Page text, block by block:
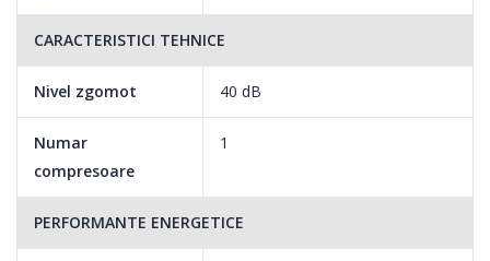
CARACTERISTICI TEHNICE
Nivel zgomot 40 dB
Numar
compresoare
1
PERFORMANTE ENERGETICE